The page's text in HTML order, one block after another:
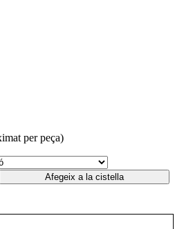
per peça)
Afegeix a la cistella